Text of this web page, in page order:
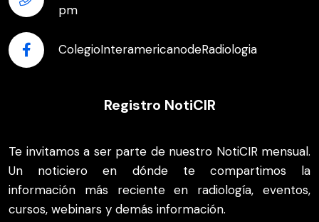
pm
ColegioInteramericanodeRadiologia
Registro NotiCIR
Te invitamos a ser parte de nuestro NotiCIR mensual.
Un noticiero en dónde te compartimos la
información más reciente en radiología, eventos,
cursos, webinars y demás información.